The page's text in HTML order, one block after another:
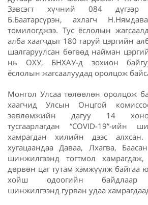
Зэвсэгт хүчний 084 дүгээр
Б.Баатарсүрэн, ахлагч
томилогджээ. Тус ёслолын
алба хаагчдыг 180 гаруй цэргийн
шалгаруулсан бөгөөд найман
нь ОХУ, БНХАУ-д зохион
ёслолын жагсаалуудад оролцож
Монгол Улсаа төлөөлөн оролцож
хаагчид Улсын Онцгой
зөвлөмжийн дагуу 14
тусгаарлагдан “COVID-19”-ийн
хамрагдан хилийн дээс
хугацаандаа Даваа, Лхагва,
шинжилгээнд тогтмол
дөрвөн цаг тутам хэмжүүлж байгаа
хойш одоогийн байдлаар
шинжилгээнд гурван удаа